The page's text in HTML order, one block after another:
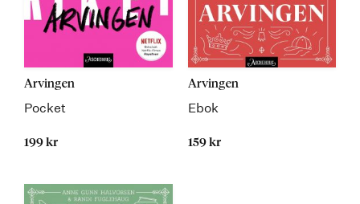
Arvingen
Pocket
199 kr
Arvingen
Ebok
159 kr